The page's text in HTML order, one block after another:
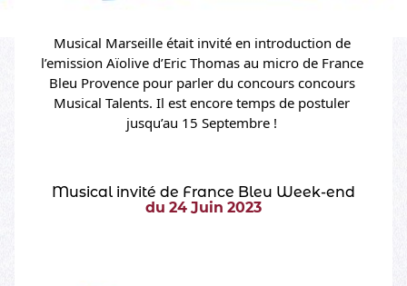
Musical Marseille était invité en introduction de
l’emission Aïolive d’Eric Thomas au micro de France
Bleu Provence pour parler du concours concours
Musical Talents. Il est encore temps de postuler
jusqu’au 15 Septembre !
Musical invité de France Bleu Week-end
du 24 Juin 2023